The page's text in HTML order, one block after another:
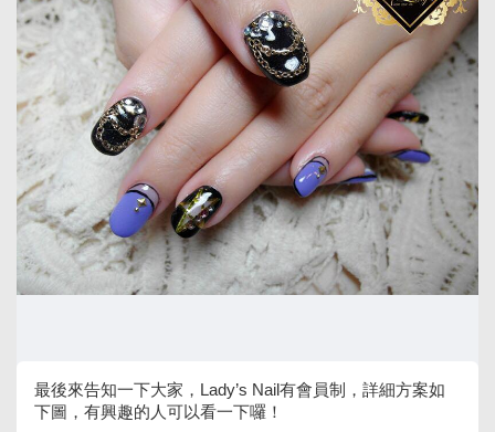
最後來告知一下大家，Lady’s Nail有會員制，詳細方案如
下圖，有興趣的人可以看一下囉！